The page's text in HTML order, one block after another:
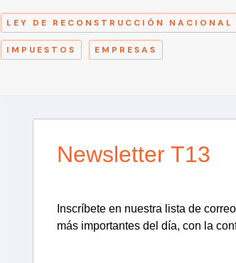
LEY DE RECONSTRUCCIÓN NACIONAL
IMPUESTOS EMPRESAS
Newsletter T13
Inscríbete en nuestra lista de
más importantes del día, con la